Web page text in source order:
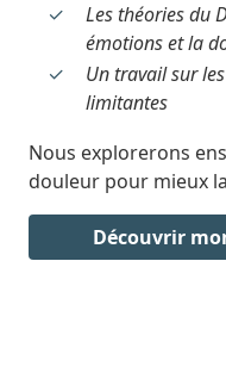
Les théories du
émotions et la
Un travail sur
limitantes
Nous explorerons
douleur pour mieux
Découvrir